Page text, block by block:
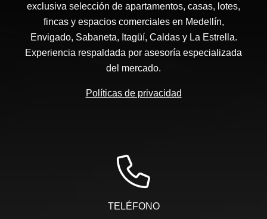
exclusiva selección de apartamentos, casas, lotes,
fincas y espacios comerciales en Medellín,
Envigado, Sabaneta, Itagüí, Caldas y La Estrella.
Experiencia respaldada por asesoría especializada
del mercado.
Políticas de privacidad
TELÉFONO